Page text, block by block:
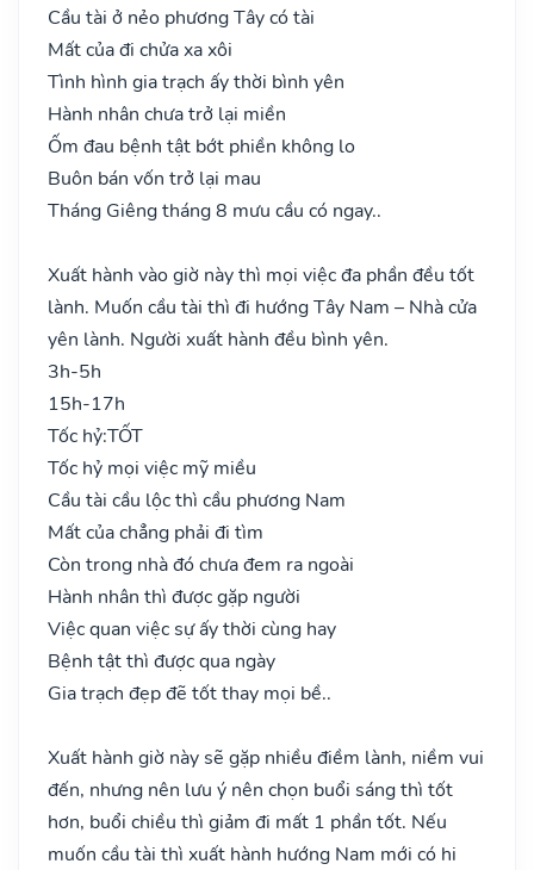
Cầu tài ở nẻo phương Tây có tài
Mất của đi chửa xa xôi
Tình hình gia trạch ấy thời bình yên
Hành nhân chưa trở lại miền
Ốm đau bệnh tật bớt phiền không lo
Buôn bán vốn trở lại mau
Tháng Giêng tháng 8 mưu cầu có ngay..
Xuất hành vào giờ này thì mọi việc đa phần đều tốt
lành. Muốn cầu tài thì đi hướng Tây Nam – Nhà cửa
yên lành. Người xuất hành đều bình yên.
3h-5h
15h-17h
Tốc hỷ:TỐT
Tốc hỷ mọi việc mỹ miều
Cầu tài cầu lộc thì cầu phương Nam
Mất của chẳng phải đi tìm
Còn trong nhà đó chưa đem ra ngoài
Hành nhân thì được gặp người
Việc quan việc sự ấy thời cùng hay
Bệnh tật thì được qua ngày
Gia trạch đẹp đẽ tốt thay mọi bề..
Xuất hành giờ này sẽ gặp nhiều điềm lành, niềm vui
đến, nhưng nên lưu ý nên chọn buổi sáng thì tốt
hơn, buổi chiều thì giảm đi mất 1 phần tốt. Nếu
muốn cầu tài thì xuất hành hướng Nam mới có hi